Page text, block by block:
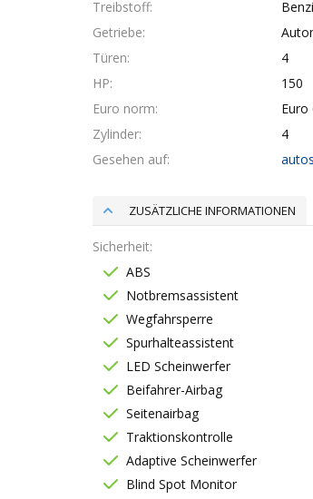
Treibstoff
Getriebe
Türen
4
HP
150
Euro norm
Euro
Zylinder
4
Gesehen auf
ZUSÄTZLICHE INFORMATIONEN
Sicherheit
ABS
Notbremsassistent
Wegfahrsperre
Spurhalteassistent
LED Scheinwerfer
Beifahrer-Airbag
Seitenairbag
Traktionskontrolle
Adaptive Scheinwerfer
Blind Spot Monitor